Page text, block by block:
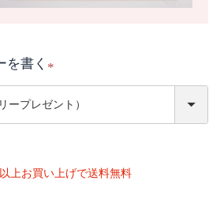
を書く
上お買い上げで送料無料